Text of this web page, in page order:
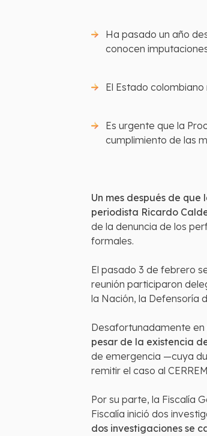
Ha pasado un año
conocen
El Estado
Es urgente que la
cumplimiento de las
Un mes después de
periodista Ricardo
de la denuncia de los
formales.
El pasado 3 de febrero
reunión participaron
la Nación, la Defensoría
Desafortunadamente en
pesar de la existencia
de emergencia —cuya
remitir el caso al
Por su parte, la Fiscalía
Fiscalía inició dos
dos investigaciones se